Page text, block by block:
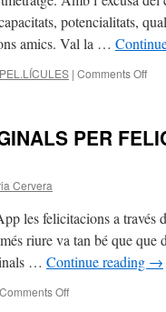
potencialitats,
amics. Val la …
PEL.LÍCULES | Comments Offon
PER
Cervera
les felicitacions a través
riure va tan bé que que
… Continue reading →
Comments Offon